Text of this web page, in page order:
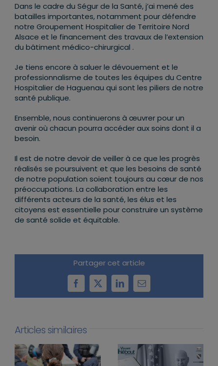
Dans le cadre du Ségur de la Santé, j’ai mené des
batailles importantes, notamment pour défendre
notre Groupement Hospitalier de Territoire Nord
Alsace et le financement des travaux de l’extension
du bâtiment médico-chirurgical .
Je tiens encore à saluer le dévouement et le
professionnalisme de toutes les équipes du Centre
Hospitalier de Haguenau qui sont les piliers de notre
santé publique.
Ensemble, nous continuerons à œuvrer pour un
avenir où chacun pourra accéder aux soins dont il a
besoin.
Il est de notre devoir de veiller à ce que les progrès
réalisés se poursuivent et que les besoins de santé
de notre population soient toujours au cœur de nos
préoccupations. La collaboration entre les
différents acteurs de la santé, les élus et les
citoyens est essentielle pour construire un système
de santé solide et équitable.
Partager cet article
Facebook
X LinkedInEmail
Articles similaires